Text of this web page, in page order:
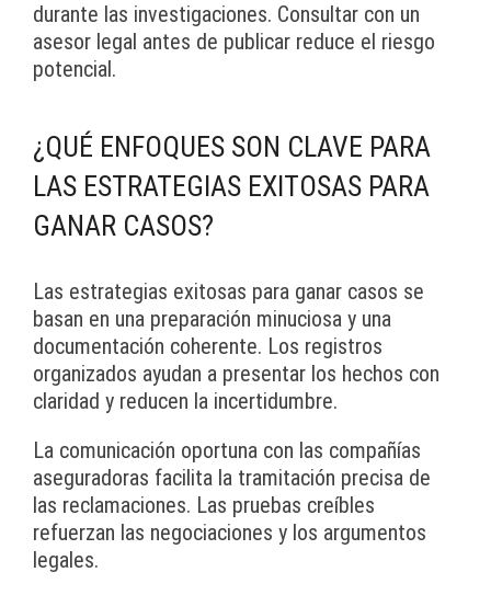
durante las investigaciones. Consultar con un
asesor legal antes de publicar reduce el riesgo
potencial.
¿QUÉ ENFOQUES SON CLAVE PARA
LAS ESTRATEGIAS EXITOSAS PARA
GANAR CASOS?
Las estrategias exitosas para ganar casos se
basan en una preparación minuciosa y una
documentación coherente. Los registros
organizados ayudan a presentar los hechos con
claridad y reducen la incertidumbre.
La comunicación oportuna con las compañías
aseguradoras facilita la tramitación precisa de
las reclamaciones. Las pruebas creíbles
refuerzan las negociaciones y los argumentos
legales.